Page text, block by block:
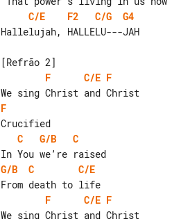
C/E
F2 C/G
G4
Hallelujah, HALLELU---JAH
F
C/E F
F
C
G/B C
G/B
C
C/E
F
C/E F